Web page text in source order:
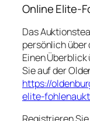
Online Elite-
Das
persönlich über
Einen
Sie auf der
https://
elite-